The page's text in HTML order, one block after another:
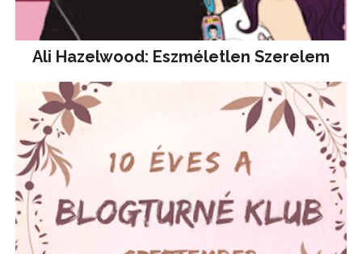
Ali Hazelwood: Eszméletlen Szerelem